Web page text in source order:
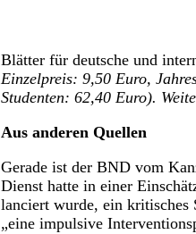
Blätter für deutsche und
Einzelpreis: 9,50 Euro,
Studenten: 62,40 Euro).
Aus anderen Quellen
Gerade ist der BND vom
Dienst hatte in einer
lanciert wurde, ein kritisches
„eine impulsive